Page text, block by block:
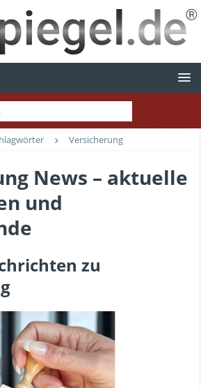
Versicherung
News – aktuelle
und
zu